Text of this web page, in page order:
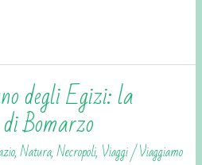
degli Egizi: la
Bomarzo
,Natura,Necropoli, Viaggi/Viaggiamo